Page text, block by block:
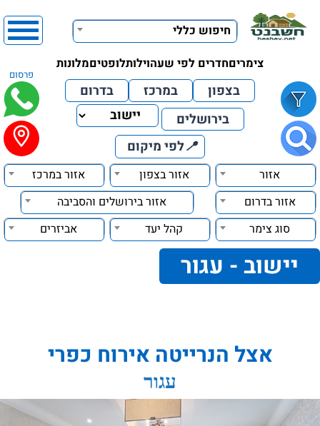
חיפוש כללי
צימריםחדרים לפי שעהוילותלופטיםמלונות
פרסום
בצפון במרכז
בדרום
בירושלים
📍לפי מיקום
אזור אזור בצפון
אזור במרכז
אזור בדרום
אזור בירושלים והסביבה
סוג צימר
קהל יעד אביזרים
יישוב - עגור
אצל הנרייטה אירוח כפרי
עגור